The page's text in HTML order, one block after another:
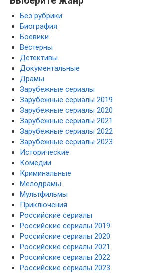
Без рубрики
Биография
Боевики
Вестерны
Детективы
Документальные
Драмы
Зарубежные сериалы
Зарубежные сериалы 2019
Зарубежные сериалы 2020
Зарубежные сериалы 2021
Зарубежные сериалы 2022
Зарубежные сериалы 2023
Исторические
Комедии
Криминальные
Мелодрамы
Мультфильмы
Приключения
Российские сериалы
Российские сериалы 2019
Российские сериалы 2020
Российские сериалы 2021
Российские сериалы 2022
Российские сериалы 2023